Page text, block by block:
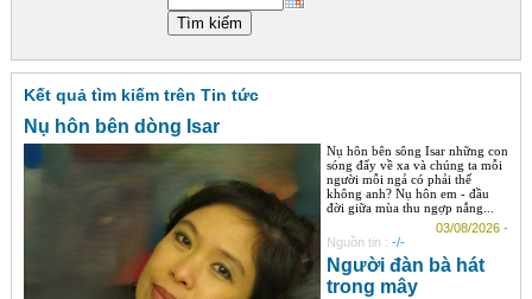
Liên hệ
Tìm kiếm
Kết quả tìm kiếm trên Tin tức
Nụ hôn bên dòng Isar
Nụ hôn bên sông Isar những con
sóng đẩy về xa và chúng ta mỗi
người mỗi ngả có phải thế
không anh? Nụ hôn em - đầu
đời giữa mùa thu ngợp nắng...
03/08/2026 -
Nguồn tin : -/-
Người đàn bà hát
trong mây